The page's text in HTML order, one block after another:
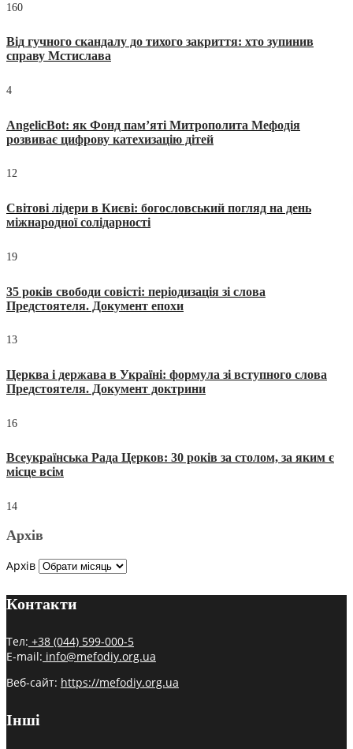
160
Від гучного скандалу до тихого закриття: хто зупинив
справу Мстислава
4
AngelicBot: як Фонд пам’яті Митрополита Мефодія
розвиває цифрову катехизацію дітей
12
Світові лідери в Києві: богословський погляд на день
міжнародної солідарності
19
35 років свободи совісті: періодизація зі слова
Предстоятеля. Документ епохи
13
Церква і держава в Україні: формула зі вступного слова
Предстоятеля. Документ доктрини
16
Всеукраїнська Рада Церков: 30 років за столом, за яким є
місце всім
14
Архів
Архів
Контакти
Тел: +38 (044) 599-000-5
E-mail: info@mefodiy.org.ua
Веб-сайт: https://mefodiy.org.ua
Інші